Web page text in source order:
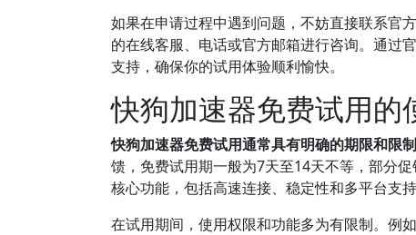
如果在申请过程中遇到问题，不妨直接联系官
的在线客服、电话或官方邮箱进行咨询。通过
支持，确保你的试用体验顺利愉快。
快狗加速器免费试用的
快狗加速器免费试用通常具有明确的期限和限
馈，免费试用期一般为7天至14天不等，部分
核心功能，包括高速连接、稳定性和多平台支
在试用期间，使用权限和功能多为有限制。例